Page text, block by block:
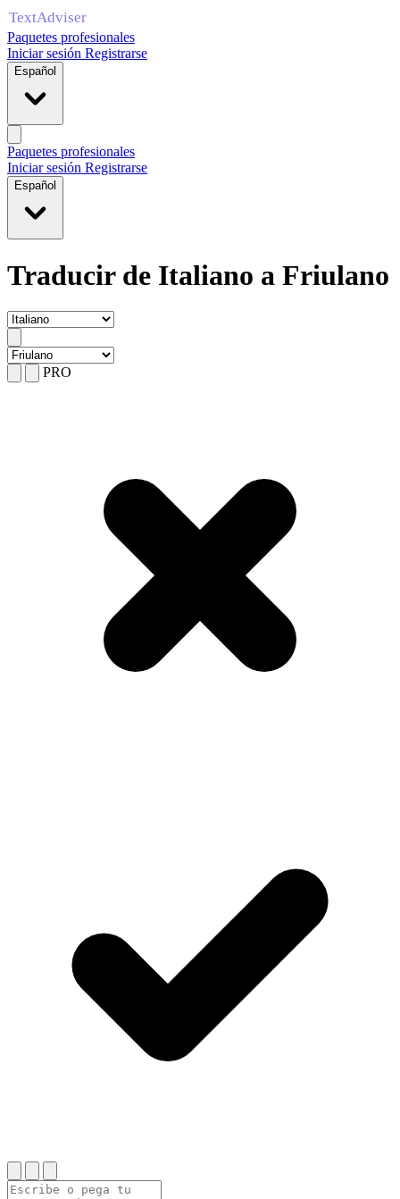
Paquetes profesionales
Iniciar sesión Registrarse
Español
Paquetes profesionales
Iniciar sesión Registrarse
Español
Traducir de Italiano a Friulano
PRO